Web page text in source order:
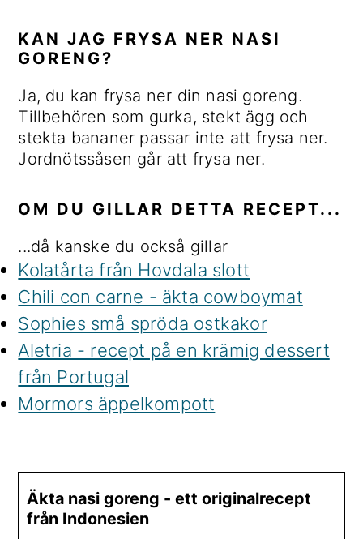
KAN JAG FRYSA NER NASI
GORENG?
Ja, du kan frysa ner din nasi goreng.
Tillbehören som gurka, stekt ägg och
stekta bananer passar inte att frysa ner.
Jordnötssåsen går att frysa ner.
OM DU GILLAR DETTA RECEPT...
...då kanske du också gillar
Kolatårta från Hovdala slott
Chili con carne - äkta cowboymat
Sophies små spröda ostkakor
Aletria - recept på en krämig dessert
från Portugal
Mormors äppelkompott
Äkta nasi goreng - ett originalrecept
från Indonesien